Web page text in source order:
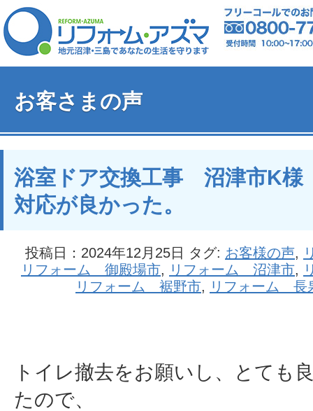
お客さまの声
浴室ドア交換工事 沼津市K
対応が良かった。
投稿日：2024年12月25日 タグ: お客様の声,
リフォーム 御殿場市, リフォーム 沼津市,
リフォーム 裾野市, リフォーム 長
トイレ撤去をお願いし、とても
たので、